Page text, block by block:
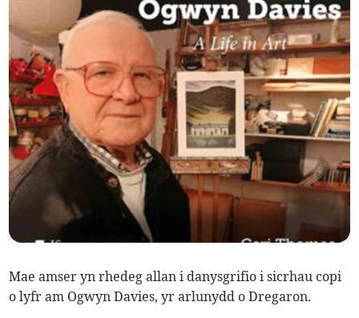
Mae amser yn rhedeg allan i danysgrifio i sicrhau copi
o lyfr am Ogwyn Davies, yr arlunydd o Dregaron.